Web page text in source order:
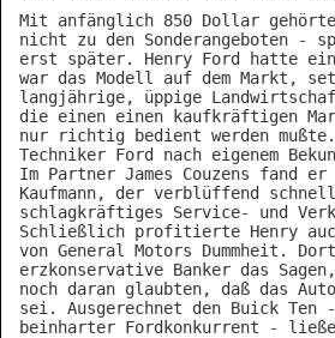
Mit anfänglich 850 Dollar
nicht zu den Sonderangeboten -
erst später. Henry Ford hatte
war das Modell auf dem Markt,
langjährige, üppige
die einen einen kaufkräftigen
nur richtig bedient werden mußte.
Techniker Ford nach eigenem
Im Partner James Couzens fand
Kaufmann, der verblüffend
schlagkräftiges Service- und
Schließlich profitierte Henry
von General Motors Dummheit.
erzkonservative Banker das
noch daran glaubten, daß das
sei. Ausgerechnet den Buick Ten
beinharter Fordkonkurrent -